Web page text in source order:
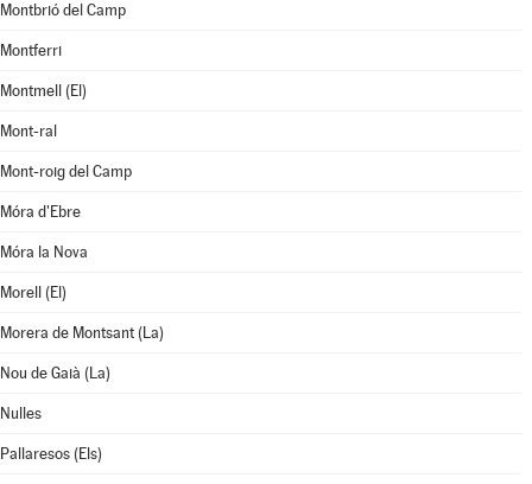
Montbrió del Camp
Montferri
Montmell (El)
Mont-ral
Mont-roig del Camp
Móra d'Ebre
Móra la Nova
Morell (El)
Morera de Montsant (La)
Nou de Gaià (La)
Nulles
Pallaresos (Els)